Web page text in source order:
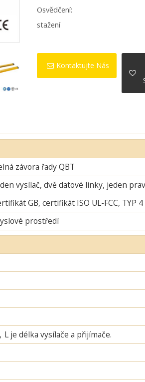
Osvědčení:
stažení
Kontaktujte Nás
závora řady QBT
vysílač, dvě datové linky, jeden
GB, certifikát ISO UL-FCC, TYP 4
prostředí
je délka vysílače a přijímače.